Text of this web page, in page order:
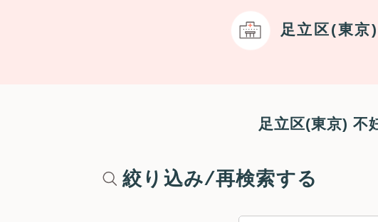
足立区(東京)
足立区(東京) 不
絞り込み/再検索する